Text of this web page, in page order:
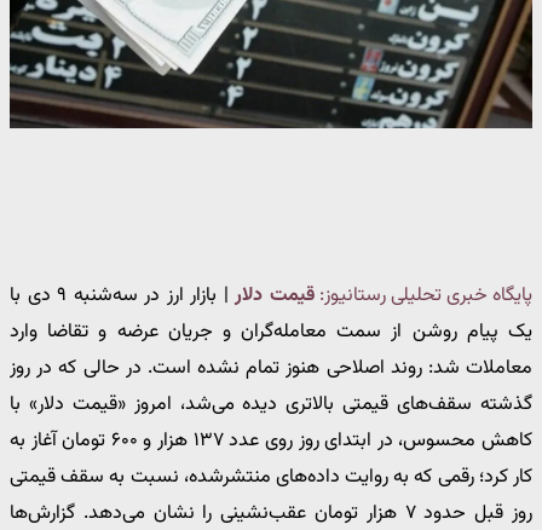
پایگاه خبری تحلیلی رستانیوز: قیمت دلار
| بازار ارز در سه‌شنبه ۹ دی با
یک پیام روشن از سمت معامله‌گران و جریان عرضه و تقاضا وارد
معاملات شد: روند اصلاحی هنوز تمام نشده است. در حالی‌ که در روز
گذشته سقف‌های قیمتی بالاتری دیده می‌شد، امروز «قیمت دلار» با
کاهش محسوس، در ابتدای روز روی عدد ۱۳۷ هزار و ۶۰۰ تومان آغاز به
کار کرد؛ رقمی که به روایت داده‌های منتشرشده، نسبت به سقف قیمتی
روز قبل حدود ۷ هزار تومان عقب‌نشینی را نشان می‌دهد. گزارش‌ها